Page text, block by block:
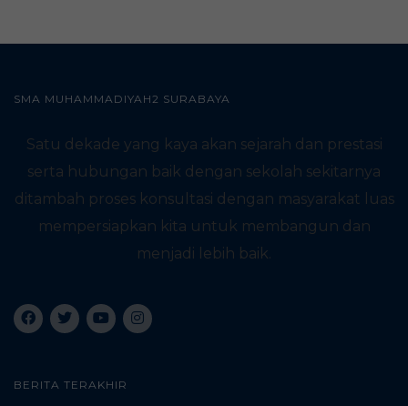
SMA MUHAMMADIYAH2 SURABAYA
Satu dekade yang kaya akan sejarah dan prestasi
serta hubungan baik dengan sekolah sekitarnya
ditambah proses konsultasi dengan masyarakat luas
mempersiapkan kita untuk membangun dan
menjadi lebih baik.
BERITA TERAKHIR